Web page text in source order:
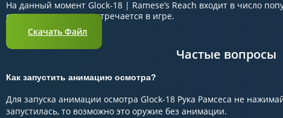
На данный момент Glock-18 | Ramese’s Reach входит в число
стоимости он редко встречается в игре.
Скачать Файл
Частые вопросы
Как запустить анимацию осмотра?
Для запуска анимации осмотра Glock-18 Рука Рамсеса не
запустилась, то возможно это оружие без анимации.